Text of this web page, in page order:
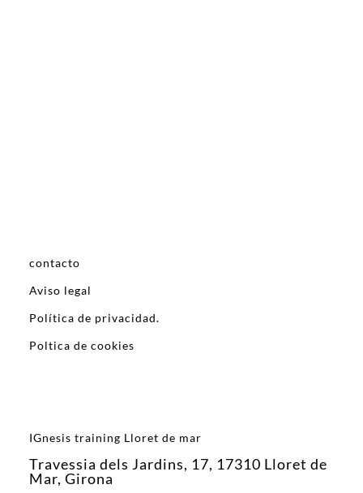
contacto
Aviso legal
Política de privacidad.
Poltica de cookies
IGnesis training Lloret de mar
Travessia dels Jardins, 17, 17310 Lloret de
Mar, Girona